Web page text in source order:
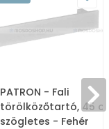
PATRON - Fali
törölközőtartó, 45
szögletes - Fehér